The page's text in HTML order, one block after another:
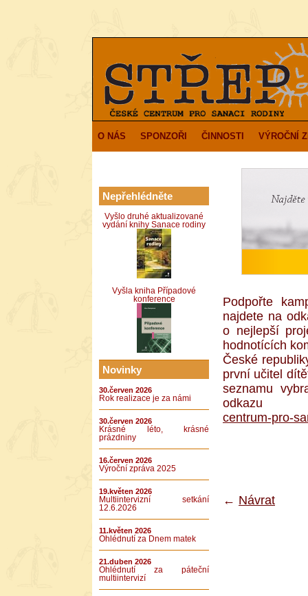
O NÁS SPONZOŘI ČINNOSTI VÝROČNÍ
Nepřehlédněte
Vyšlo druhé aktualizované
vydání knihy Sanace rodiny
Vyšla kniha Případové
konference
Novinky
30.červen 2026
Rok realizace je za námi
30.červen 2026
Krásné léto, krásné
prázdniny
16.červen 2026
Výroční zpráva 2025
19.květen 2026
Multiintervizní setkání
12.6.2026
11.květen 2026
Ohlédnutí za Dnem matek
21.duben 2026
Ohlédnutí za páteční
multiintervizí
Podpořte
najdete na
o nejlepší
hodnotících
České
první učitel
seznamu
centrum-pro-
← Návrat